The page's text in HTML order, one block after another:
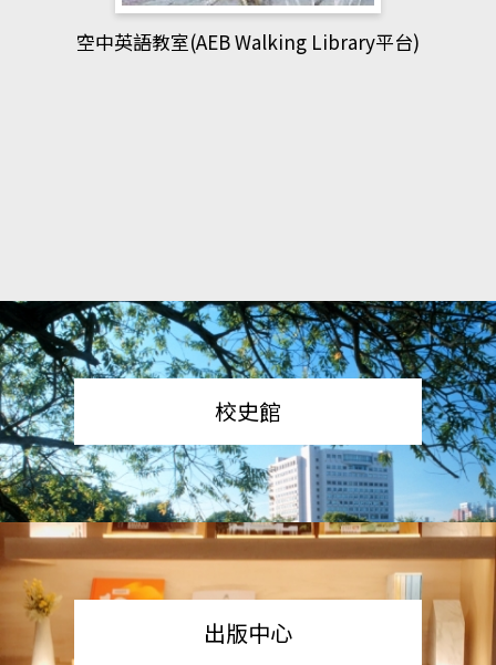
網管人(kono平台)
校史館
出版中心